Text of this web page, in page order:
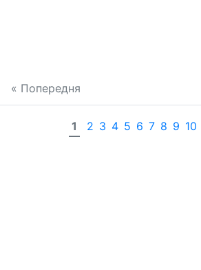
« Попередня
1 2 3 4 5 6 7 8 9 10